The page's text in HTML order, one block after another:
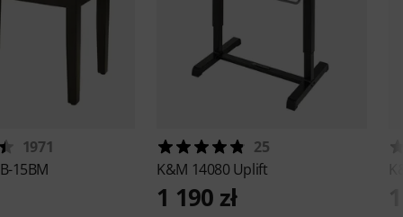
1971
15BM
25
K&M 14080 Uplift
1 190 zł